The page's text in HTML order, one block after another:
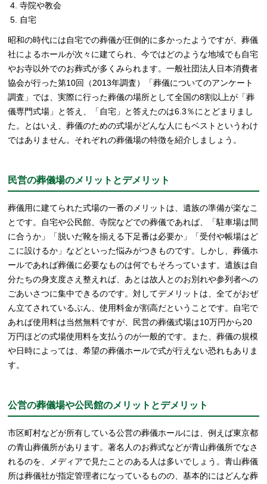
寺院や教会
自宅
昭和の時代には自宅での葬儀が圧倒的に多かったようですが、葬儀
社によるホールが次々に建てられ、今ではどのような地域でも自宅
やお寺以外でのお葬式が多くみられます。一般社団法人日本消費者
協会が行った第10回（2013年調査）「葬儀についてのアンケート
調査」では、実際に行った葬儀の場所として全国の8割以上が「葬
儀専門式場」と答え、「自宅」と答えたのは6.3％にとどまりまし
た。とはいえ、葬儀のための式場がどんな人にもベストというわけ
ではありません。それぞれの葬儀場の特徴を紹介しましょう。
民営の葬儀場のメリットとデメリット
葬儀用に建てられた式場の一番のメリットは、遺族の準備が楽なこ
とです。自宅や公民館、寺院などでの葬儀であれば、「駐車場は間
に合うか」「脱いだ靴を揃える下足番は必要か」「受付や帳場はど
こに設けるか」などといった悩みがつきものです。しかし、葬儀ホ
ールであれば葬儀に必要なものは何でもそろっています。遺族は自
分たちの身支度さえ整えれば、あとは故人とのお別れや参列者への
ごあいさつに集中できるのです。対してデメリットは、全てがおぜ
ん立てされているぶん、使用料金が割高だということです。自宅で
あれば使用料は当然無料ですが、民営の葬儀式場は10万円から20
万円ほどの式場使用料を支払うのが一般的です。また、葬儀の規模
や日時によっては、希望の葬儀ホールで式が行えない恐れもありま
す。
公営の葬儀場や公民館のメリットとデメリット
市区町村などが所有している公営の葬儀ホールには、例えば東京都
の青山葬儀所があります。著名人のお葬式などが青山葬儀所でなさ
れるのを、メディアで見たことのある人は多いでしょう。青山葬儀
所は葬儀社が指定管理者になっているものの、基本的にはどんな葬